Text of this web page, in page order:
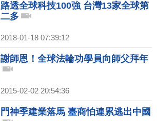
路透全球科技100強 台灣13家全球第
二多
2018-01-18 07:39:12
謝師恩！全球法輪功學員向師父拜年
2015-02-02 20:54:36
門神季建業落馬 臺商怕連累逃出中國